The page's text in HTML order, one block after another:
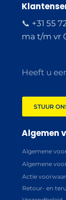
📞 +31 55
ma t/m vr
Heeft u
STUUR
Algemen
Algemene
Algemene
Actie
Retour- en